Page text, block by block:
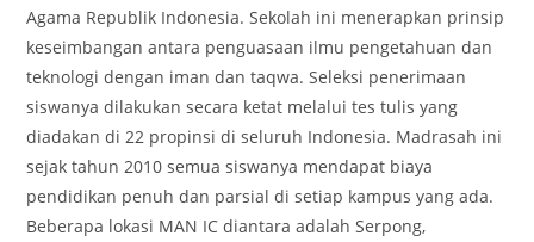
Agama Republik Indonesia. Sekolah ini menerapkan prinsip
keseimbangan antara penguasaan ilmu pengetahuan dan
teknologi dengan iman dan taqwa. Seleksi penerimaan
siswanya dilakukan secara ketat melalui tes tulis yang
diadakan di 22 propinsi di seluruh Indonesia. Madrasah ini
sejak tahun 2010 semua siswanya mendapat biaya
pendidikan penuh dan parsial di setiap kampus yang ada.
Beberapa lokasi MAN IC diantara adalah Serpong,